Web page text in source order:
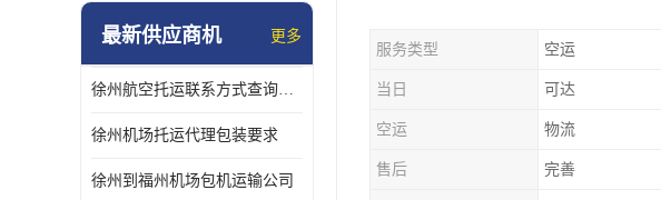
最新供应商机 更多
徐州航空托运联系方式查询网站
徐州机场托运代理包装要求
徐州到福州机场包机运输公司
服务类型 空运
当日 可达
空运 物流
售后 完善